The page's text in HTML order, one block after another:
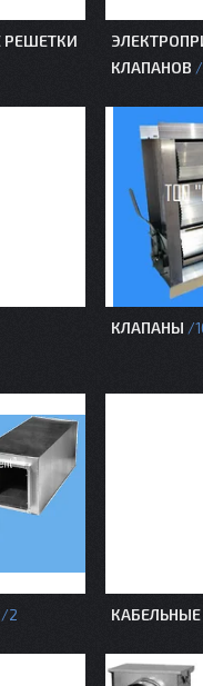
РЕШЕТКИ
КЛАПАНОВ
КЛАПАНЫ
2